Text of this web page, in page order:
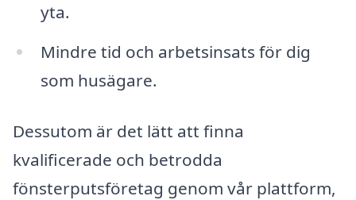
yta.
Mindre tid och arbetsinsats för dig
som husägare.
Dessutom är det lätt att finna
kvalificerade och betrodda
fönsterputsföretag genom vår plattform,